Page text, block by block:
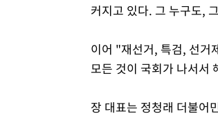
커지고 있다. 그 누구도,
이어 "재선거, 특검, 선거
모든 것이 국회가 나서서
장 대표는 정청래 더불어